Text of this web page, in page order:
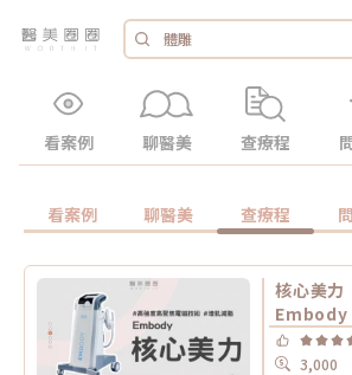
看案例 聊醫美 查療程
看案例 聊醫美 查療程
核心美力
Embody
3,000